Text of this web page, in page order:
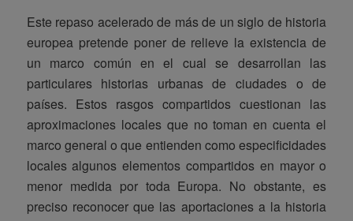
Este repaso acelerado de más de un siglo de historia
europea pretende poner de relieve la existencia de
un marco común en el cual se desarrollan las
particulares historias urbanas de ciudades o de
países. Estos rasgos compartidos cuestionan las
aproximaciones locales que no toman en cuenta el
marco general o que entienden como especificidades
locales algunos elementos compartidos en mayor o
menor medida por toda Europa. No obstante, es
preciso reconocer que las aportaciones a la historia